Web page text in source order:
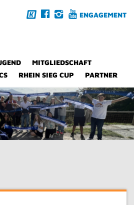
ENGAGEMENT
MITGLIEDSCHAFT
RHEIN SIEG CUP PARTNER